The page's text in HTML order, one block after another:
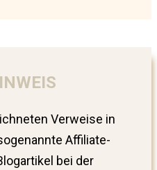
Verweise in
Affiliate-
bei der